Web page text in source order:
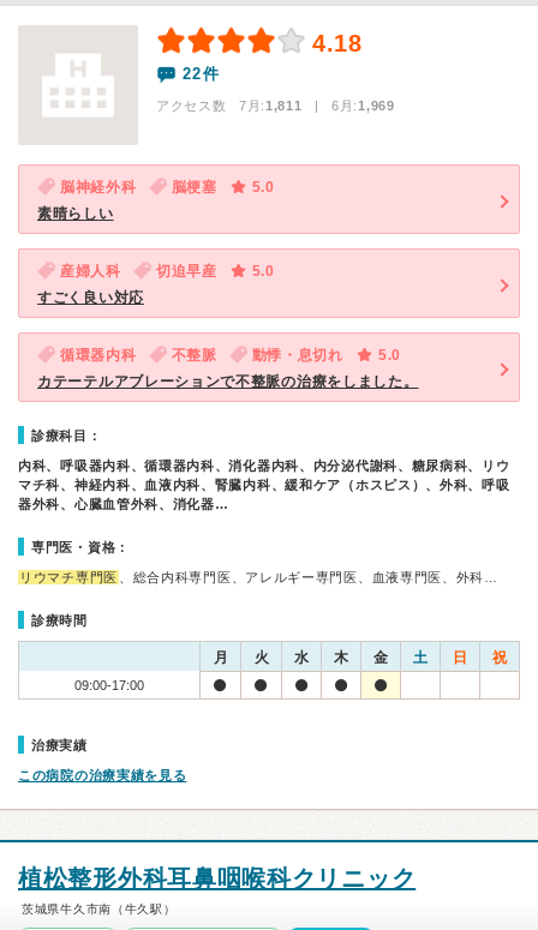
4.18
22件
アクセス数 7月:1,811 | 6月:1,969
脳神経外科 脳梗塞
5.0
素晴らしい
産婦人科 切迫早産
5.0
すごく良い対応
循環器内科 不整脈 動悸・息切れ
5.0
カテーテルアブレーションで不整脈の治療をしました。
診療科目：
内科、呼吸器内科、循環器内科、消化器内科、内分泌代謝科、糖尿病科、リウ
マチ科、神経内科、血液内科、腎臓内科、緩和ケア（ホスピス）、外科、呼吸
器外科、心臓血管外科、消化器…
専門医・資格：
リウマチ専門医 、総合内科専門医、アレルギー専門医、血液専門医、外科…
診療時間
月 火 水 木 金 土 日 祝
09:00-17:00
治療実績
この病院の治療実績を見る
植松整形外科耳鼻咽喉科クリニック
茨城県牛久市南（牛久駅）